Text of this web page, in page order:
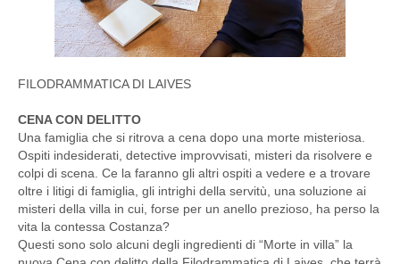
FILODRAMMATICA DI LAIVES
CENA CON DELITTO
Una famiglia che si ritrova a cena dopo una morte misteriosa.
Ospiti indesiderati, detective improvvisati, misteri da risolvere e
colpi di scena. Ce la faranno gli altri ospiti a vedere e a trovare
oltre i litigi di famiglia, gli intrighi della servitù, una soluzione ai
misteri della villa in cui, forse per un anello prezioso, ha perso la
vita la contessa Costanza?
Questi sono solo alcuni degli ingredienti di “Morte in villa” la